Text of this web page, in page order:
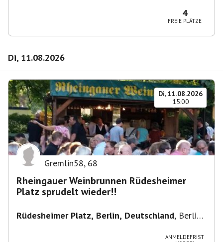
4
FREIE PLÄTZE
Di, 11.08.2026
Di, 11.08.2026
15:00
Gremlin58, 68
Rheingauer Weinbrunnen Rüdesheimer
Platz sprudelt wieder!!
Rüdesheimer Platz, Berlin, Deutschland, Berlin-
ANMELDEFRIST